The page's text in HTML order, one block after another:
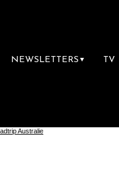
NEWSLETTERS ▼ TV